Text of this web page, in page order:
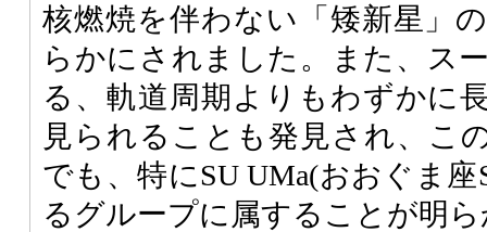
核燃焼を伴わない「矮新星」
らかにされました。また、ス
る、軌道周期よりもわずかに
見られることも発見され、こ
でも、特にSU UMa(おおぐま
るグループに属することが明